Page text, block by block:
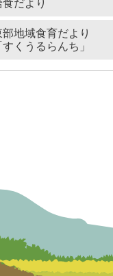
食だより
部地域食育だより
すくうるらんち」